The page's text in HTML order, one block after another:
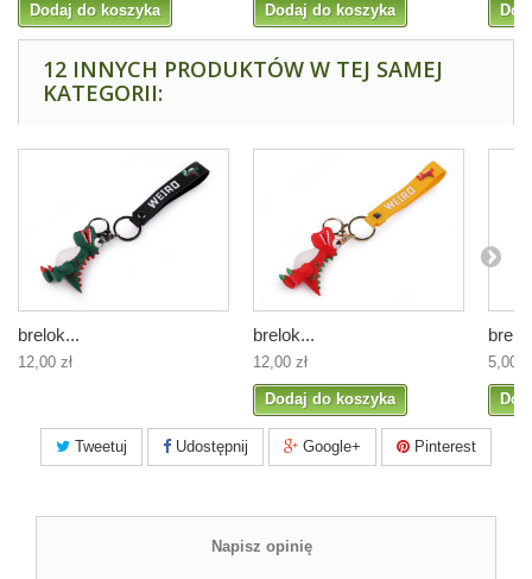
Dodaj do koszyka Dodaj do koszyka
12 INNYCH PRODUKTÓW W TEJ SAMEJ
KATEGORII:
brelok...
12,00 zł
brelok...
12,00 zł
Dodaj do koszyka
5,00
Tweetuj Udostępnij Google+ Pinterest
Napisz opinię